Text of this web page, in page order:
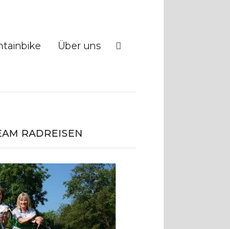
Über uns
RADREISEN